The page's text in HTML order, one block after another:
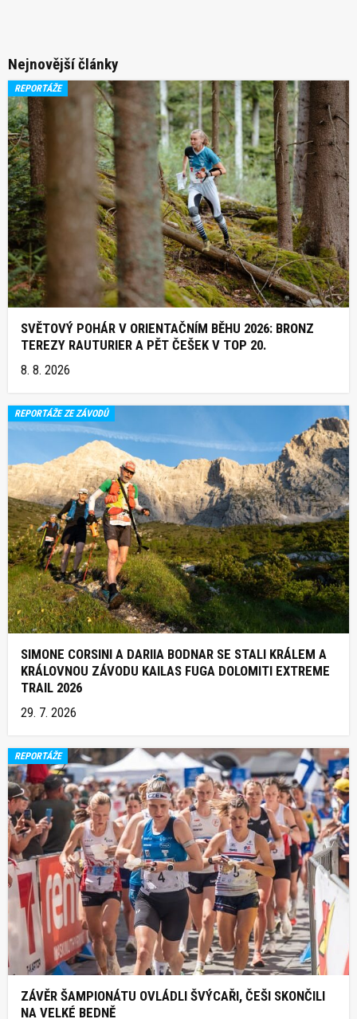
Nejnovější články
REPORTÁŽE
SVĚTOVÝ POHÁR V ORIENTAČNÍM BĚHU 2026: BRONZ
TEREZY RAUTURIER A PĚT ČEŠEK V TOP 20.
8. 8. 2026
REPORTÁŽE ZE ZÁVODŮ
SIMONE CORSINI A DARIIA BODNAR SE STALI KRÁLEM A
KRÁLOVNOU ZÁVODU KAILAS FUGA DOLOMITI EXTREME
TRAIL 2026
29. 7. 2026
REPORTÁŽE
ZÁVĚR ŠAMPIONÁTU OVLÁDLI ŠVÝCAŘI, ČEŠI SKONČILI
NA VELKÉ BEDNĚ